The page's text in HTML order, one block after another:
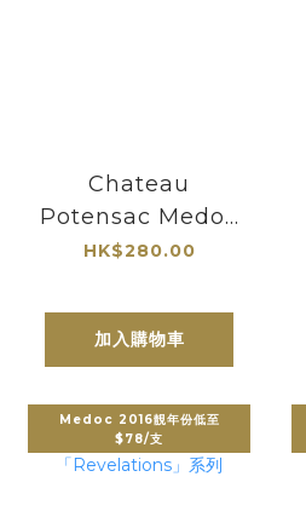
Chateau
Potensac Medoc
寶石酒莊 2012
HK$280.00
加入購物車
Medoc 2016靚年份低至
$78/支